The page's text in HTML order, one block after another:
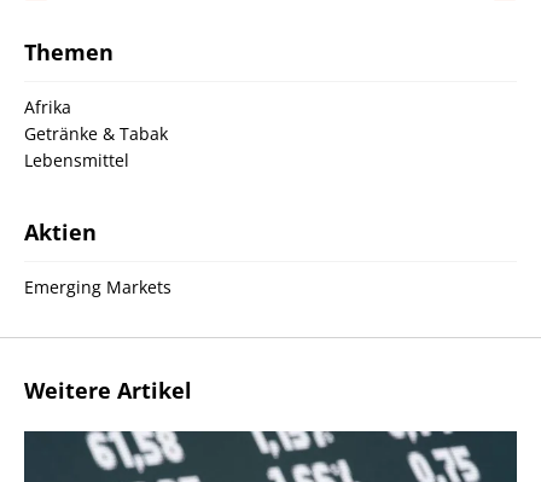
Themen
Afrika
Getränke & Tabak
Lebensmittel
Aktien
Emerging Markets
Weitere Artikel